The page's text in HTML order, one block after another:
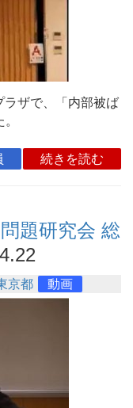
ザで、「内部被ば
続きを読む
題研究会 総
京都 動画